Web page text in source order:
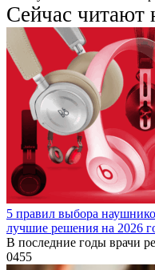
Сейчас читают
5 правил выбора
лучшие решения на 2026
В последние годы врачи
0455